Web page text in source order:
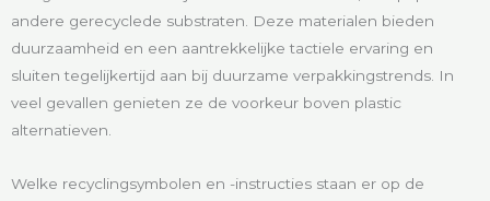
andere gerecyclede substraten. Deze materialen bieden
duurzaamheid en een aantrekkelijke tactiele ervaring en
sluiten tegelijkertijd aan bij duurzame verpakkingstrends. In
veel gevallen genieten ze de voorkeur boven plastic
alternatieven.
Welke recyclingsymbolen en -instructies staan er op de